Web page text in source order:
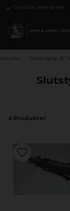
Snabba leveranser
Vapendelar &
4 Produkter